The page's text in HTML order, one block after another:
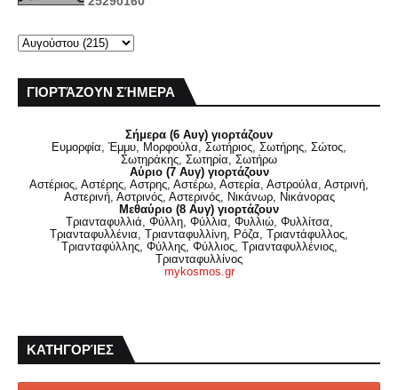
ΓΙΟΡΤΆΖΟΥΝ ΣΉΜΕΡΑ
Σήμερα (6 Αυγ) γιορτάζουν
Ευμορφία, Έμμυ, Μορφούλα, Σωτήριος, Σωτήρης, Σώτος,
Σωτηράκης, Σωτηρία, Σωτήρω
Αύριο (7 Αυγ) γιορτάζουν
Αστέριος, Αστέρης, Αστρης, Αστέρω, Αστερία, Αστρούλα, Αστρινή,
Αστερινή, Αστρινός, Αστερινός, Νικάνωρ, Νικάνορας
Μεθαύριο (8 Αυγ) γιορτάζουν
Τριανταφυλλιά, Φύλλη, Φύλλια, Φυλλιώ, Φυλλίτσα,
Τριανταφυλλένια, Τριανταφυλλίνη, Ρόζα, Τριαντάφυλλος,
Τριανταφύλλης, Φύλλης, Φύλλιος, Τριανταφυλλένιος,
Τριανταφυλλίνος
mykosmos.gr
ΚΑΤΗΓΟΡΊΕΣ